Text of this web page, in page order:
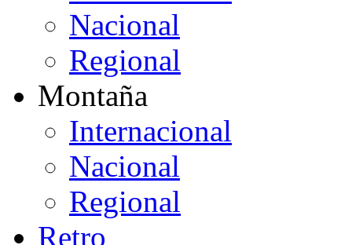
Nacional
Regional
Montaña
Internacional
Nacional
Regional
Retro